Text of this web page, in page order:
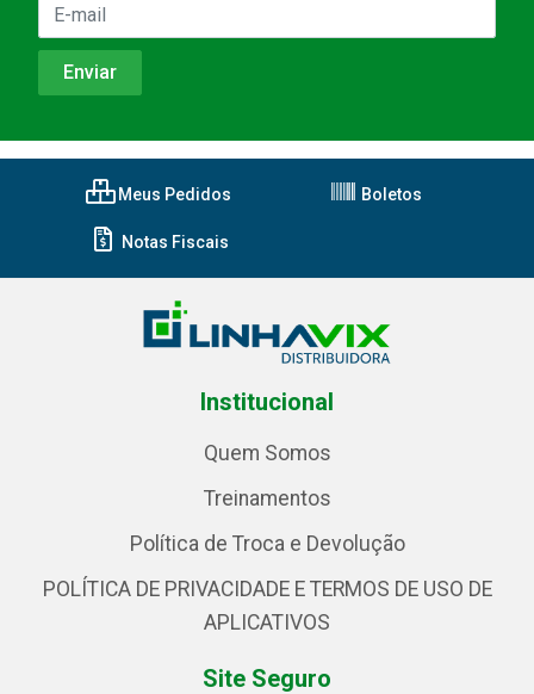
Meus Pedidos Boletos
Notas Fiscais
Institucional
Quem Somos
Treinamentos
Política de Troca e Devolução
POLÍTICA DE PRIVACIDADE E TERMOS DE USO DE
APLICATIVOS
Site Seguro